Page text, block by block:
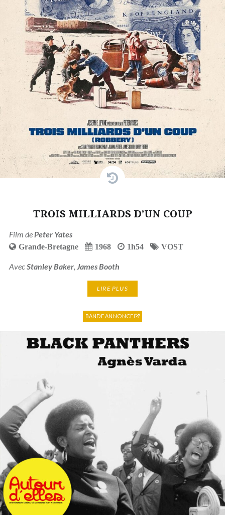
TROIS MILLIARDS D’UN COUP
Film de Peter Yates
Grande-Bretagne 1968 1h54 VOST
Avec Stanley Baker, James Booth
LIRE PLUS
BANDE ANNONCE